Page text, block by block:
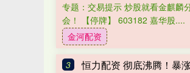
专题：交易提示 炒股就看金麒麟
会！ 【停牌】 603182 嘉华股....
金河配资
3 恒力配资 彻底沸腾！暴